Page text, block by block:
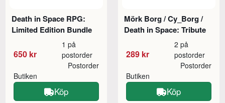
Death in Space RPG:
Limited Edition Bundle
650 kr
1 på
postorder
Butiken
Postorder
Köp
Mörk Borg / Cy_Borg /
Death in Space: Tribute
289 kr
2 på
postorder
Butiken
Postorder
Köp